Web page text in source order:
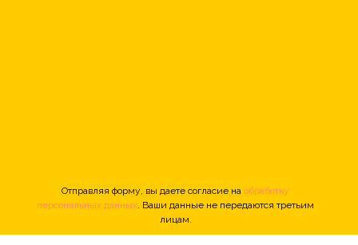
Отправляя форму, вы даете согласие на обработку
персональных данных. Ваши данные не передаются третьим
лицам.